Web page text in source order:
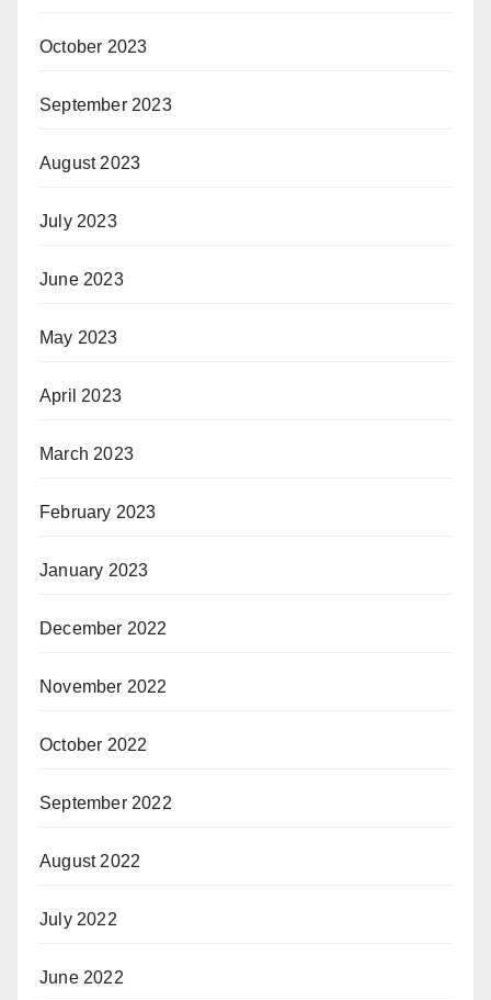
October 2023
September 2023
August 2023
July 2023
June 2023
May 2023
April 2023
March 2023
February 2023
January 2023
December 2022
November 2022
October 2022
September 2022
August 2022
July 2022
June 2022